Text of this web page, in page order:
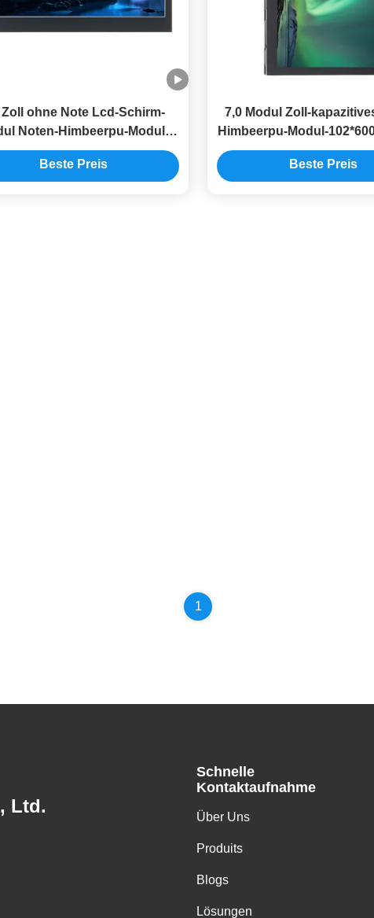
Zoll ohne Note Lcd-Schirm-
Noten-Himbeerpu-Modul-
800x480 MIPI multi
Beste Preis
7,0 Modul Zoll-
Himbeerpu-Modul-
LCD
Beste Preis
1
Ltd.
Schnelle
Kontaktaufnahme
Über Uns
Produits
Blogs
Lösungen